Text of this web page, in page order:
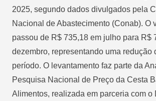
2025, segundo dados divulgados pela
Nacional de Abastecimento (Conab). O
passou de R$ 735,18 em julho para R$
dezembro, representando uma redução
período. O levantamento faz parte da
Pesquisa Nacional de Preço da Cesta
Alimentos, realizada em parceria com o